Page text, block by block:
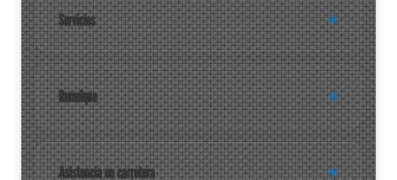
Servicios
Remolque
Asistencia en carretera